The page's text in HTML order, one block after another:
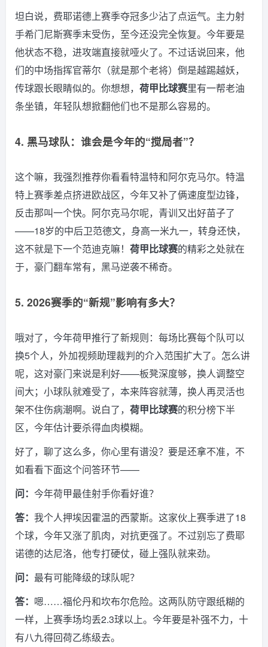
坦白说，费耶诺德上赛季夺冠多少沾了点运气。主力射
手希门尼斯赛季末受伤，至今还没完全恢复。今年要是
他状态不稳，进攻端直接就哑火了。不过话说回来，他
们的中场指挥官蒂尔（就是那个老将）倒是越踢越妖，
传球跟长眼睛似的。你想想， 荷甲比球赛里有一帮老油
条坐镇，年轻队想掀翻他们也不是那么容易的。
4. 黑马球队：谁会是今年的“搅局者”？
这个嘛，我强烈推荐你看看特温特和阿尔克马尔。特温
特上赛季差点挤进欧战区，今年又补了俩速度型边锋，
反击那叫一个快。阿尔克马尔呢，青训又出好苗子了
——18岁的中后卫范德文，身高一米九一，转身还快，
这不就是下一个范迪克嘛！ 荷甲比球赛的精彩之处就在
于，豪门翻车常有，黑马逆袭不稀奇。
5. 2026赛季的“新规”影响有多大？
哦对了，今年荷甲推行了新规则：每场比赛每个队可以
换5个人，外加视频助理裁判的介入范围扩大了。怎么讲
呢，这对豪门来说是利好——板凳深度够，换人调整空
间大；小球队就难受了，本来阵容就薄，换人再灵活也
架不住伤病潮啊。说白了， 荷甲比球赛的积分榜下半
区，今年估计要杀得血肉模糊。
好了，聊了这么多，你心里有谱没？要是还拿不准，不
如看看下面这个问答环节——
问： 今年荷甲最佳射手你看好谁？
答： 我个人押埃因霍温的西蒙斯。这家伙上赛季进了18
个球，今年又涨了肌肉，对抗更强了。不过别忘了费耶
诺德的达尼洛，他专打硬仗，碰上强队就来劲。
问： 最有可能降级的球队呢？
答： 嗯……福伦丹和坎布尔危险。这两队防守跟纸糊的
一样，上赛季场均丢2.3球以上。今年要是补强不力，十
有八九得回荷乙练级去。